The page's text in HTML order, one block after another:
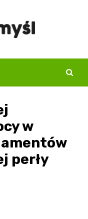
w
perły